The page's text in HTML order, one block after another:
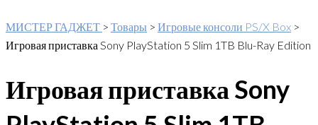
МИСТЕР ГАДЖЕТ > Товары > Игровые консоли PS/X Box >
Игровая приставка Sony PlayStation 5 Slim 1TB Blu-Ray Edition
Игровая приставка Sony